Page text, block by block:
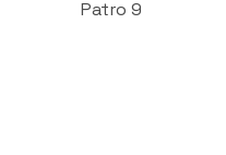
Patro 9